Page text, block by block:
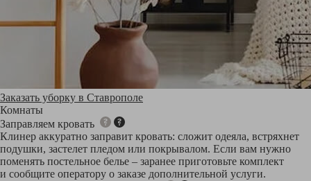
Заказать уборку в Ставрополе
Комнаты
Заправляем кровать
Клинер аккуратно заправит кровать: сложит одеяла, встряхнет
подушки, застелет пледом или покрывалом. Если вам нужно
поменять постельное белье – заранее приготовьте комплект
и сообщите оператору о заказе дополнительной услуги.